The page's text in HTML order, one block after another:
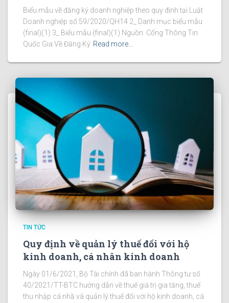
Biểu mẫu về đăng ký doanh nghiệp theo quy định tại Luật
Doanh nghiệp số 59/2020/QH14 2_ Danh mục biểu mẫu
(final)(1) 3_ Biểu mẫu (final)(1) Nguồn: Cổng Thông Tin
Quốc Gia Về Đăng Ký Read more…
TIN TỨC
Quy định về quản lý thuế đối với hộ
kinh doanh, cá nhân kinh doanh
Ngày 01/6/2021, Bộ Tài chính đã ban hành Thông tư số
40/2021/TT-BTC hướng dẫn về thuế giá trị gia tăng, thuế
thu nhập cá nhầ và quản lý thuế đối với hộ kinh doanh, cá